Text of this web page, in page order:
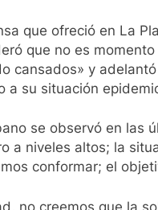
que ofreció en La
que no es
cansados» y
a su situación
se observó en las
a niveles altos; la
conformar; el
no creemos que la